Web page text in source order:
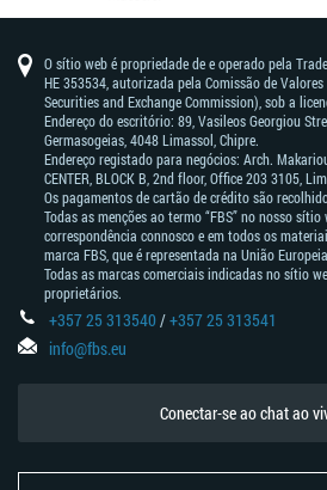
O sítio web é propriedade de e operado pela
HE 353534, autorizada pela Comissão de
Securities and Exchange Commission), sob a
Endereço do escritório: 89, Vasileos Georgiou
Germasogeias, 4048 Limassol, Chipre.
Endereço registado para negócios: Arch.
CENTER, BLOCK В, 2nd floor, Office 203 3105,
Os pagamentos de cartão de crédito são
Todas as menções ao termo “FBS” no nosso
correspondência connosco e em todos os
marca FBS, que é representada na União
Todas as marcas comerciais indicadas no sítio
proprietários.
+357 25 313540/+357 25 313541
info@fbs.eu
Conectar-se ao chat ao